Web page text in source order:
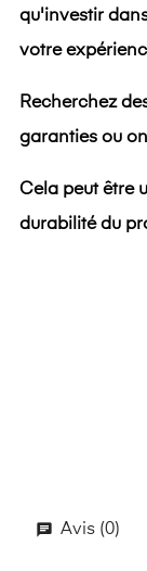
qu'investir
votre
Recherchez
garanties ou
Cela peut être
durabilité du
Avis (0)